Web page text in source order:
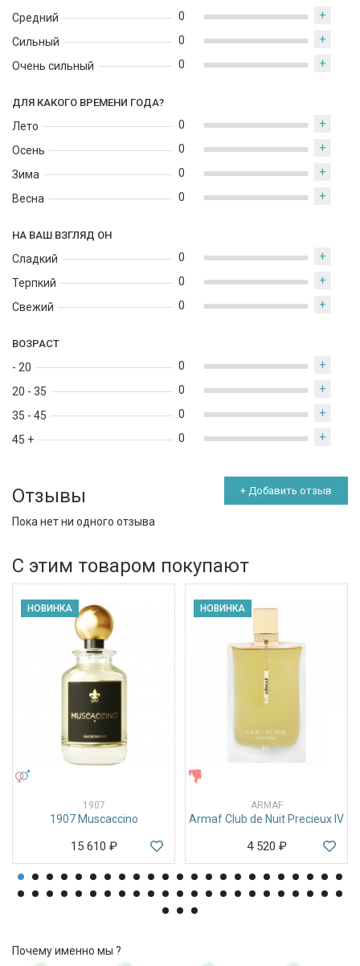
Средний
Сильный
Очень сильный
0 +
0 +
0 +
ДЛЯ КАКОГО ВРЕМЕНИ ГОДА?
Лето
Осень
Зима
Весна
0 +
0 +
0 +
0 +
НА ВАШ ВЗГЛЯД ОН
Сладкий
Терпкий
Свежий
0 +
0 +
0 +
ВОЗРАСТ
- 20
20 - 35
35 - 45
45 +
0 +
0 +
0 +
0 +
Отзывы + Добавить отзыв
Пока нет ни одного отзыва
С этим товаром покупают
НОВИНКА
1907
1907 Muscaccino
15 610 ₽
НОВИНКА
ARMAF
Armaf Club de Nuit Precieux IV
4 520 ₽
Почему именно мы ?